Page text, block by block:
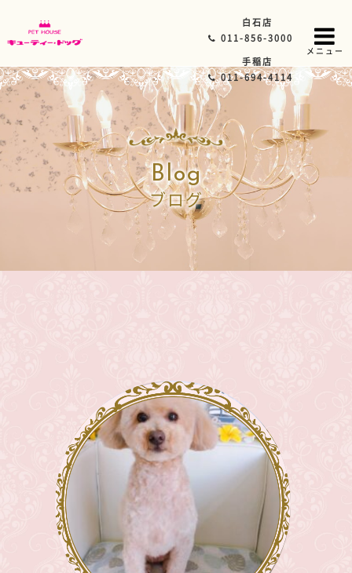
白石店
011-856-3000
手稲店
011-694-4114
メニュー
Blog
ブログ